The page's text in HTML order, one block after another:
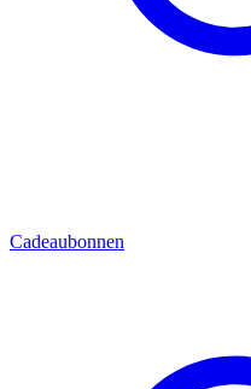
Cadeaubonnen